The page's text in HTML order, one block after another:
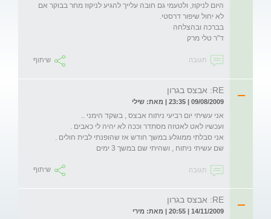
היום לניקוז, ולטעמי גם חובה עלייך להגיע לניקוז מחר בבוקר אם
ד"ר טלי מרק
תגובה שיתוף
RE: אבצס בגרון
09/08/2009 | 23:35 | מאת: שילי
שם עשיתי ניתוח , ושהיתי שם במשך 3 ימים
תגובה שיתוף
RE: אבצס בגרון
14/11/2009 | 20:55 | מאת: מירי